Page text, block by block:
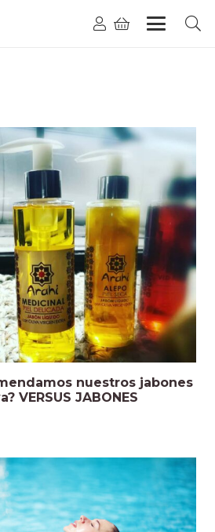
nuestros jabones
VERSUS JABONES